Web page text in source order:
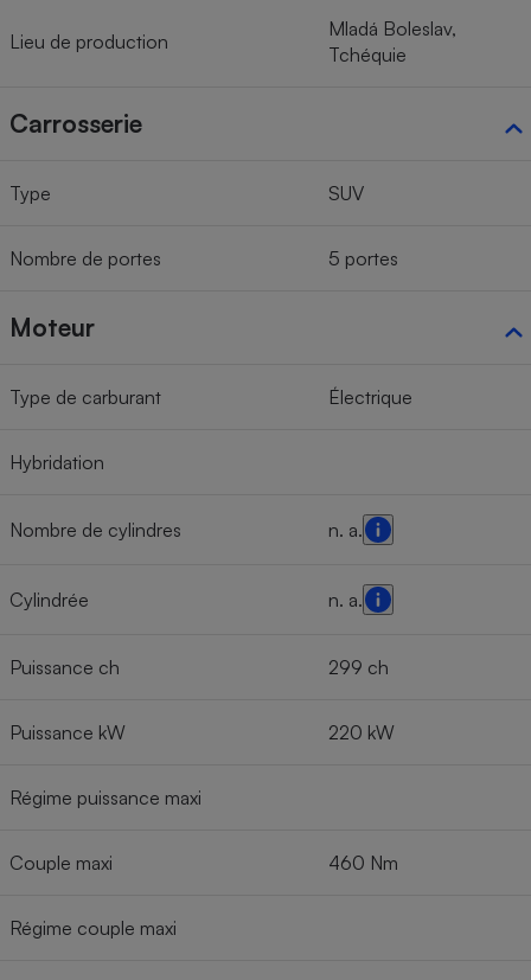
Lieu de production
Mladá Boleslav,
Tchéquie
Carrosserie
Type SUV
Nombre de portes 5 portes
Moteur
Type de carburant Électrique
Hybridation
Nombre de cylindres n. a.
Cylindrée n. a.
Puissance ch 299 ch
Puissance kW 220 kW
Régime puissance maxi
Couple maxi 460 Nm
Régime couple maxi